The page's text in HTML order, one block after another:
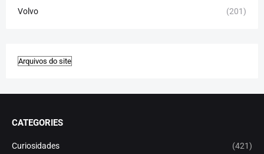
Volvo (201)
CATEGORIES
Curiosidades (421)